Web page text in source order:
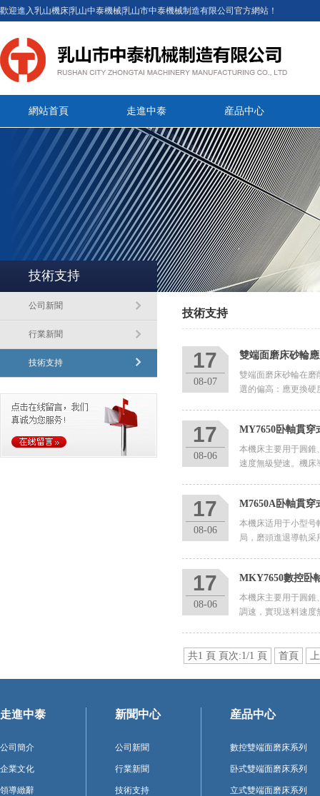
歡迎進入乳山機床|乳山中泰機械|乳山市中泰機械制造有限公司官方網站！
網站首頁 走進中泰 産品中心
技術支持
公司新聞
行業新聞
技術支持
技術支持
17
08-07
雙端面磨床砂輪
雙端面磨床砂輪在
選的偏高：應更換
17
08-06
MY7650卧軸貫穿
本機床主要用于圓錐
速度無級變速。機床
17
08-06
M7650A卧軸貫穿
本機床适用于小型号
局，磨頭進退導軌
17
08-06
MKY7650數控卧
本機床主要用于圓錐
調速，實現送料速度
共1 頁 頁次:1/1 頁 首頁
走進中泰
公司簡介
企業文化
領導緻辭
新聞中心
公司新聞
行業新聞
技術支持
産品中心
數控雙端面磨床系列
卧式雙端面磨床系列
立式雙端面磨床系列